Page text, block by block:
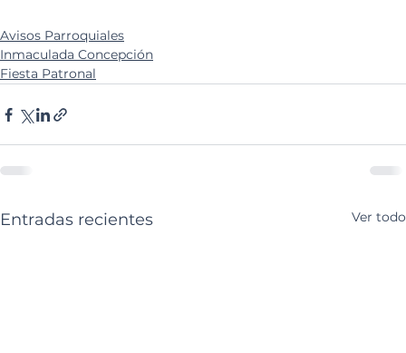
Avisos Parroquiales
Inmaculada Concepción
Fiesta Patronal
Entradas recientes Ver todo